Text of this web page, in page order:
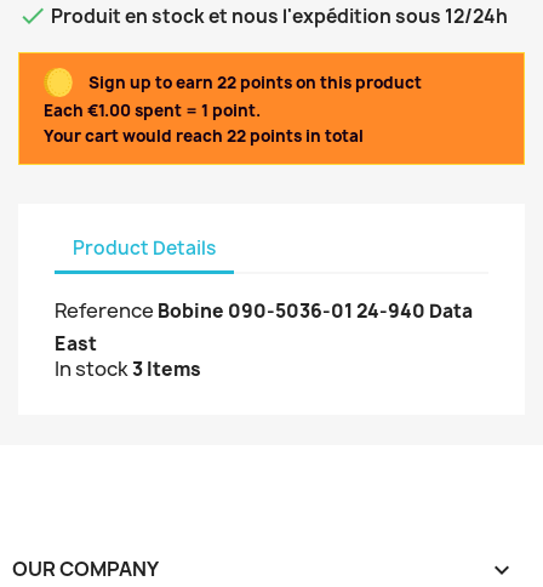
 Produit en stock et nous l'expédition sous 12/24h
Sign up to earn 22 points on this product
Each €1.00 spent = 1 point.
Your cart would reach 22 points in total
Product Details
Reference Bobine 090-5036-01 24-940 Data
East
In stock3 Items
OUR COMPANY 